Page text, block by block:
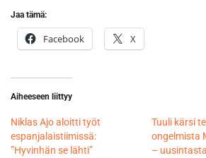
Jaa tämä:
Facebook X
Aiheeseen liittyy
Niklas Ajo aloitti työt
espanjalaistiimissä:
”Hyvinhän se lähti”
Tuuli kärsi
ongelmista
–